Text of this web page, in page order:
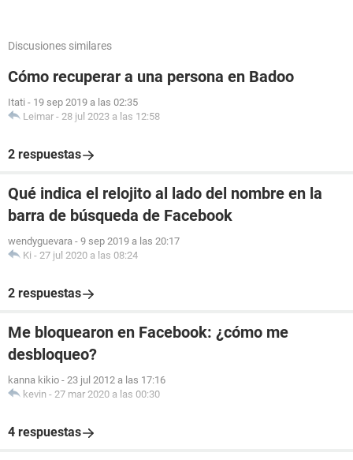
Discusiones similares
Cómo recuperar a una persona en Badoo
Itati - 19 sep 2019 a las 02:35
Leimar - 28 jul 2023 a las 12:58
2 respuestas
Qué indica el relojito al lado del nombre en la
barra de búsqueda de Facebook
wendyguevara - 9 sep 2019 a las 20:17
Ki - 27 jul 2020 a las 08:24
2 respuestas
Me bloquearon en Facebook: ¿cómo me
desbloqueo?
kanna kikio - 23 jul 2012 a las 17:16
kevin - 27 mar 2020 a las 00:30
4 respuestas